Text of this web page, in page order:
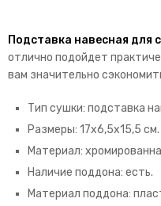
Подставка навесная для
отлично подойдет
вам значительно
Тип сушки: подставка
Размеры: 17х6,5х15,5 см.
Материал:
Наличие поддона: есть.
Материал поддона: